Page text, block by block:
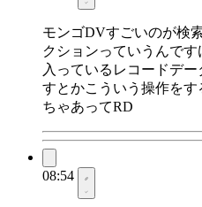
モンゴDVすごいのが検
クションっていうんで
入っているレコードデ
すとかこういう操作を
ちゃあってRD
08:54